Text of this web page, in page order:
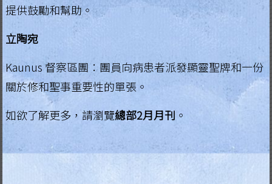
提供鼓勵和幫助。
立陶宛
Kaunus 督察區團：團員向病患者派發顯靈聖牌和一份
關於修和聖事重要性的單張。
如欲了解更多，請瀏覽總部2月月刊 。